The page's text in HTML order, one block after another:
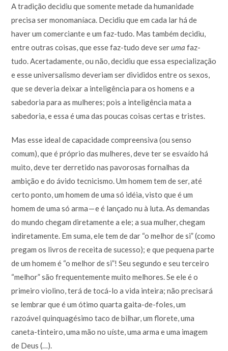
A tradição decidiu que somente metade da humanidade
precisa ser monomaníaca. Decidiu que em cada lar há de
haver um comerciante e um faz-tudo. Mas também decidiu,
entre outras coisas, que esse faz-tudo deve seruma faz-
tudo. Acertadamente, ou não, decidiu que essa especialização
e esse universalismo deveriam ser divididos entre os sexos,
que se deveria deixar a inteligência para os homens e a
sabedoria para as mulheres; pois a inteligência mata a
sabedoria, e essa é uma das poucas coisas certas e tristes.
Mas esse ideal de capacidade compreensiva (ou senso
comum), que é próprio das mulheres, deve ter se esvaído há
muito, deve ter derretido nas pavorosas fornalhas da
ambição e do ávido tecnicismo. Um homem tem de ser, até
certo ponto, um homem de uma só idéia, visto que é um
homem de uma só arma — e é lançado nu à luta. As demandas
do mundo chegam diretamente a ele; a sua mulher, chegam
indiretamente. Em suma, ele tem de dar “o melhor de si” (como
pregam os livros de receita de sucesso); e que pequena parte
de um homem é “o melhor de si”! Seu segundo e seu terceiro
“melhor” são frequentemente muito melhores. Se ele é o
primeiro violino, terá de tocá-lo a vida inteira; não precisará
se lembrar que é um ótimo quarta gaita-de-foles, um
razoável quinquagésimo taco de bilhar, um florete, uma
caneta-tinteiro, uma mão no uíste, uma arma e uma imagem
de Deus (…).